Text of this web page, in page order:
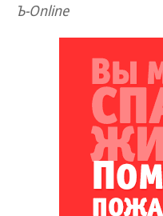
Ъ-Online